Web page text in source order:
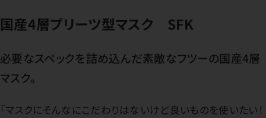
国産4層プリーツ型マスク SFK
必要なスペックを詰め込んだ素敵なフツーの国産4層
マスク。
「マスクにそんなにこだわりはないけど良いものを使いたい！